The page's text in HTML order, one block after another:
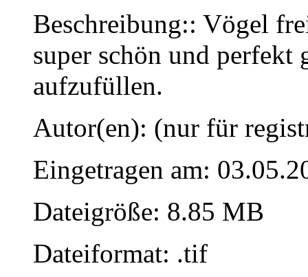
Beschreibung:: Vögel
super schön und perfekt
aufzufüllen.
Autor(en): (nur für
Eingetragen am:
Dateigröße: 8.85 MB
Dateiformat: .tif